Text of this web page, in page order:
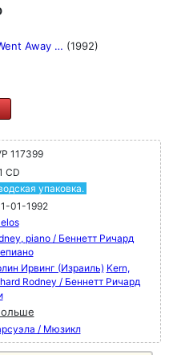
Away … (1992)
117399
CD
упаковка.
01-1992
piano / Беннетт Ричард
Ирвинг (Израиль) Kern,
Rodney / Беннетт Ричард
/ Мюзикл